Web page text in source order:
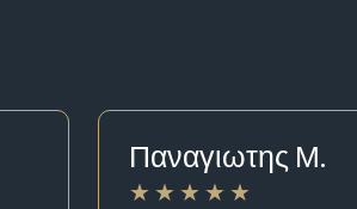
Παναγιωτης Μ.